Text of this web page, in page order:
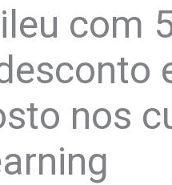
com
nos